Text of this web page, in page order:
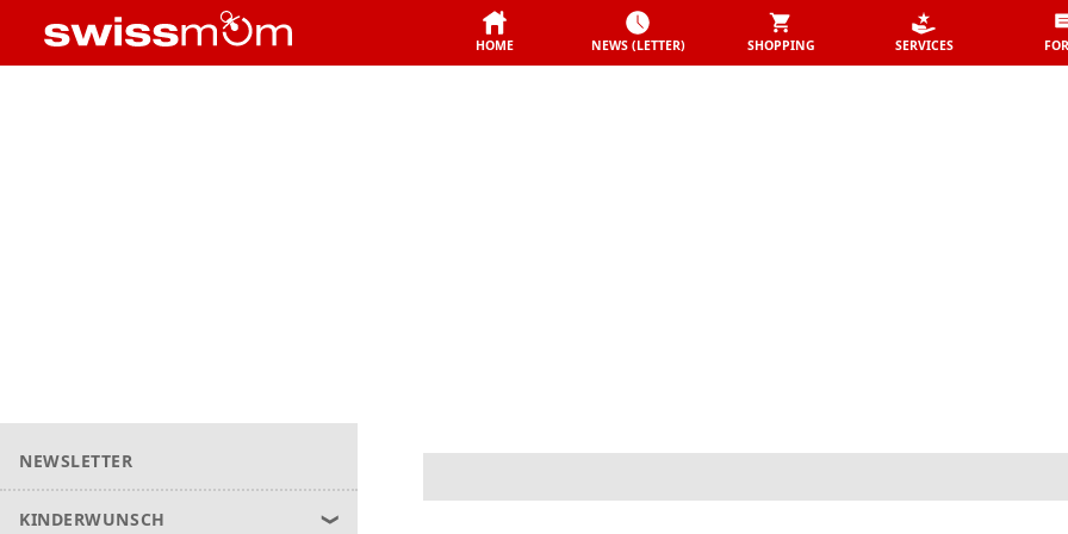
HOME NEWS (LETTER) SHOPPING SERVICES
NEWSLETTER
KINDERWUNSCH